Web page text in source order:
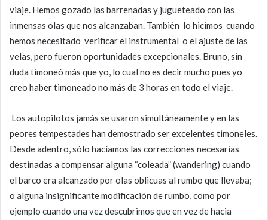
viaje. Hemos gozado las barrenadas y jugueteado con las
inmensas olas que nos alcanzaban. También lo hicimos cuando
hemos necesitado verificar el instrumental o el ajuste de las
velas, pero fueron oportunidades excepcionales. Bruno, sin
duda timoneó más que yo, lo cual no es decir mucho pues yo
creo haber timoneado no más de 3 horas en todo el viaje.
Los autopilotos jamás se usaron simultáneamente y en las
peores tempestades han demostrado ser excelentes timoneles.
Desde adentro, sólo hacíamos las correcciones necesarias
destinadas a compensar alguna “coleada” (wandering) cuando
el barco era alcanzado por olas oblicuas al rumbo que llevaba;
o alguna insignificante modificación de rumbo, como por
ejemplo cuando una vez descubrimos que en vez de hacia